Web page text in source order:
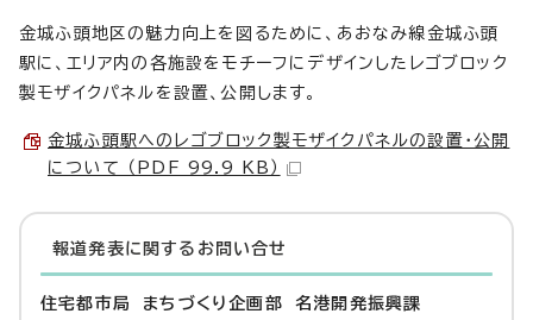
金城ふ頭地区の魅力向上を図るために、あおなみ線金城ふ頭
駅に、エリア内の各施設をモチーフにデザインしたレゴブロック
製モザイクパネルを設置、公開します。
金城ふ頭駅へのレゴブロック製モザイクパネルの設置・公開
について （PDF 99.9 KB）
報道発表に関するお問い合せ
住宅都市局 まちづくり企画部 名港開発振興課